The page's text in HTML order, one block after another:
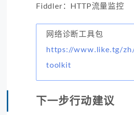
Fiddler：HTTP流量监控
网络诊断工具包
https://www.like.tg/
toolkit
下一步行动建议